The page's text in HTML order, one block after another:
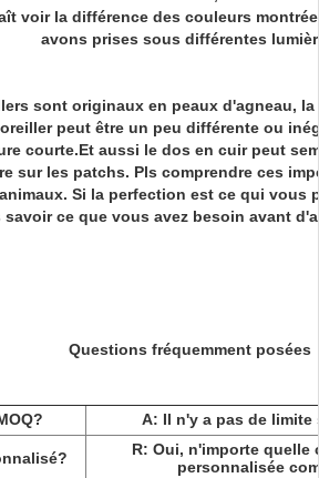
voir la différence des couleurs
avons prises sous différentes
sont originaux en peaux d'agneau,
peut être un peu différente ou
courte.Et aussi le dos en cuir peut
sur les patchs. Pls comprendre ces
Si la perfection est ce qui vous
savoir ce que vous avez besoin avant
Questions fréquemment posées
A: Il n'y a pas de
R: Oui, n'importe quelle
personnalisée